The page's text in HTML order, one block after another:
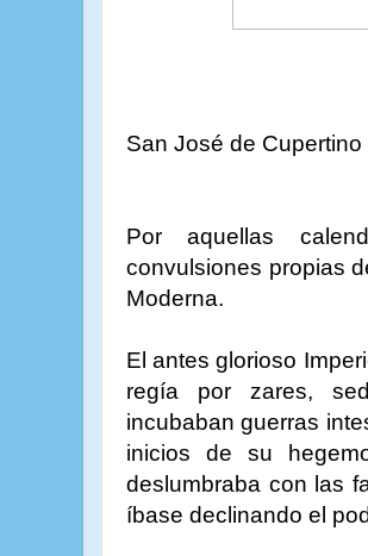
San José de
Por aquellas
convulsiones propias
Moderna.
El antes glorioso
regía por zares,
incubaban guerras
inicios de su
deslumbraba con las
íbase declinando el